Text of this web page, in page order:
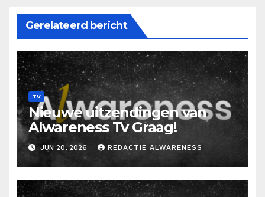
Gerelateerd bericht
TV
Nieuwe uitzendingen van
Alwareness Tv Graag!
JUN 20, 2026 REDACTIE ALWARENESS